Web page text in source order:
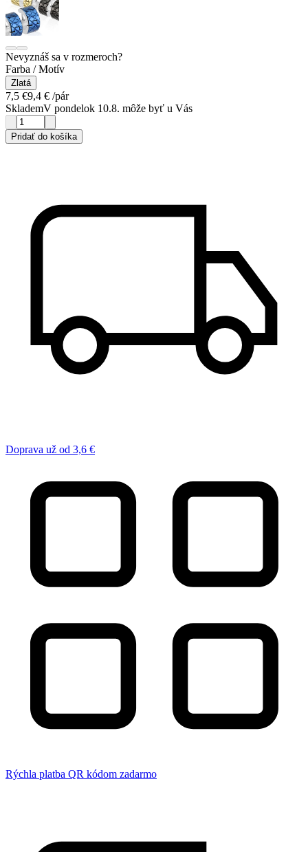
Nevyznáš sa v rozmeroch?
Farba / Motív
Zlatá
7,5 €9,4 € /pár
SklademV pondelok 10.8. môže byť u Vás
Pridať do košíka
Doprava už od 3,6 €
Rýchla platba QR kódom zadarmo